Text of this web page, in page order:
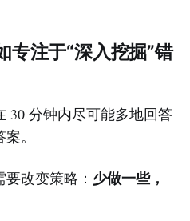
专注于“深入挖掘”错
30 分钟内尽可能多地回答
。
改变策略： 少做一些，